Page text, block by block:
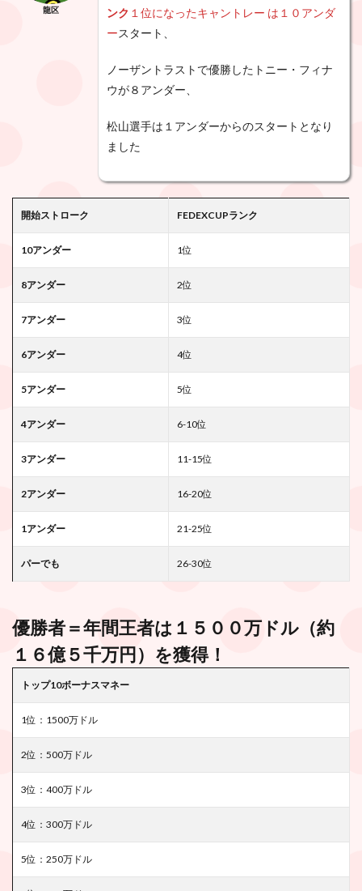
龍区
ンク １位になったキャントレー は１０アンダ
ースタート、
ノーザントラストで優勝したトニー・フィナ
ウが８アンダー、
松山選手は１アンダーからのスタートとなり
ました
開始ストローク FEDEXCUPランク
10アンダー 1位
8アンダー 2位
7アンダー 3位
6アンダー 4位
5アンダー 5位
4アンダー 6-10位
3アンダー 11-15位
2アンダー 16-20位
1アンダー 21-25位
パーでも 26-30位
優勝者＝年間王者は１５００万ドル（約
１６億５千万円）を獲得！
トップ10ボーナスマネー
1位：1500万ドル
2位：500万ドル
3位：400万ドル
4位：300万ドル
5位：250万ドル